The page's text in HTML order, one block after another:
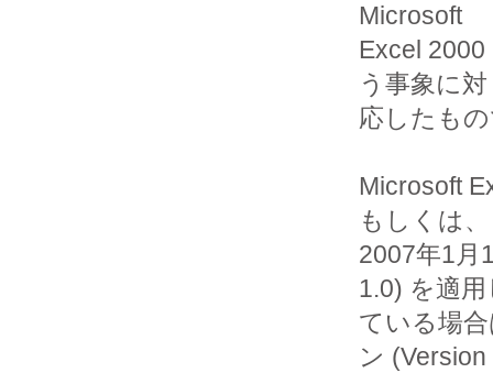
Microsoft
Excel
う事象に対
応したも
Microsoft
もしくは、
2007年1月
1.0) を適用
ている場
ン (Version